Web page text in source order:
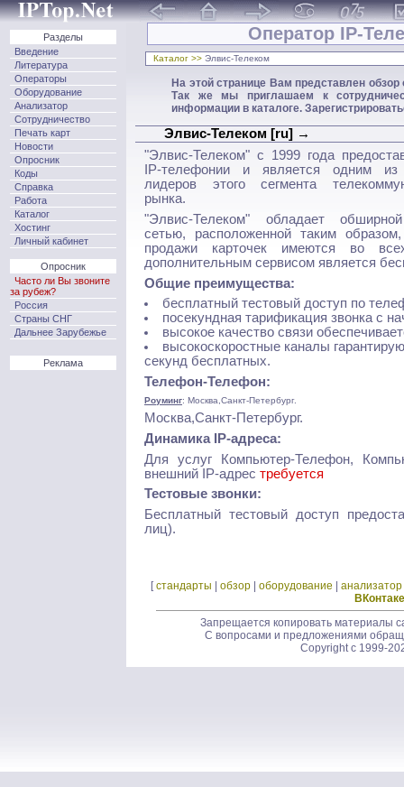
Разделы
Введение
Литература
Операторы
Оборудование
Анализатор
Сотрудничество
Печать карт
Новости
Опросник
Коды
Справка
Работа
Каталог
Хостинг
Личный кабинет
Опросник
Часто ли Вы звоните
за рубеж?
Россия
Страны СНГ
Дальнее Зарубежье
Реклама
Оператор IP-
Каталог >>Элвис-Телеком
На этой странице Вам представлен
Так же мы приглашаем к
информации в каталоге.
Элвис-Телеком [ru] →
"Элвис-Телеком" с 1999 года
IP-телефонии и является одним из
лидеров этого сегмента
рынка.
"Элвис-Телеком" обладает
сетью, расположенной таким
продажи карточек имеются во
дополнительным сервисом является
Общие преимущества:
бесплатный тестовый доступ по
посекундная тарификация звонка с
высокое качество связи
высокоскоростные каналы
секунд бесплатных.
Телефон-Телефон:
Роуминг: Москва,Санкт-Петербург.
Москва,Санкт-Петербург.
Динамика IP-адреса:
Для услуг Компьютер-Телефон,
внешний IP-адрес требуется
Тестовые звонки:
Бесплатный тестовый доступ
лиц).
[стандарты обзор оборудование анализатор
ВКонтаке
Запрещается копировать материалы
С вопросами и предложениями
Copyright c 1999-